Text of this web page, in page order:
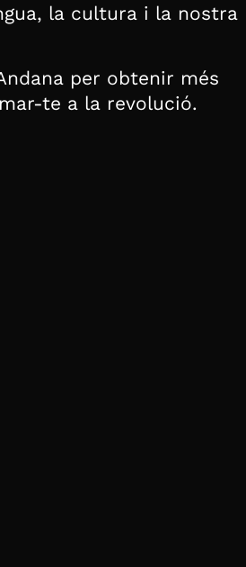
la cultura i la nostra
per obtenir més
te a la revolució.